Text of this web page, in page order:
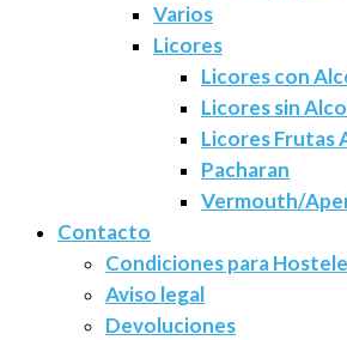
Varios
Licores
Licores con
Licores sin
Licores Frutas
Pacharan
Vermouth/
Contacto
Condiciones para
Aviso legal
Devoluciones